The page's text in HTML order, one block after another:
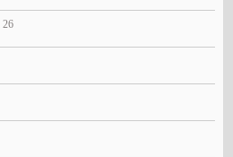
26